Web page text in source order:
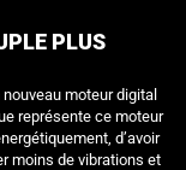
PLUS
moteur digital
représente ce moteur
d’avoir
moins de vibrations et